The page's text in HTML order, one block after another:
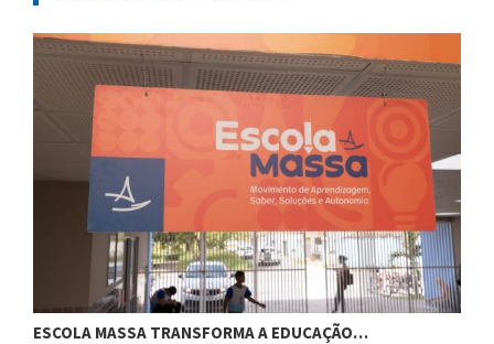
ESCOLA MASSA TRANSFORMA A EDUCAÇÃO…